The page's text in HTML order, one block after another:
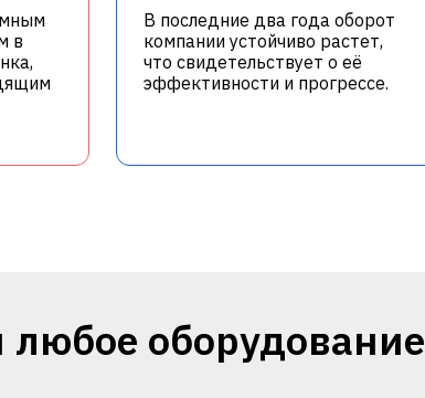
в
В последние два года оборот
компании устойчиво растет,
что свидетельствует о её
эффективности и прогрессе.
оборудование